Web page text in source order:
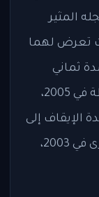
عام 2005، بسجله المثير
تعرض لهما
ثماني
سنوات بعد ثبوت تعاطيه مادة منشطة في 2005،
الإيقاف إلى
عامين. كما ثبت تعاطيه منشطات أخرى في 2003،